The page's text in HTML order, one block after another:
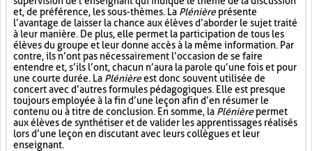
et, de préférence, les sous-thèmes. La Plénièreprésente
l’avantage de laisser la chance aux élèves d’aborder le sujet traité
à leur manière. De plus, elle permet la participation de tous les
élèves du groupe et leur donne accès à la même information. Par
contre, ils n’ont pas nécessairement l’occasion de se faire
entendre et, s’ils l’ont, chacun n’aura la parole qu’une fois et pour
une courte durée. La Plénièreest donc souvent utilisée de
concert avec d’autres formules pédagogiques. Elle est presque
toujours employée à la fin d’une leçon afin d’en résumer le
contenu ou à titre de conclusion. En somme, la Plénièrepermet
aux élèves de synthétiser et de valider les apprentissages réalisés
lors d’une leçon en discutant avec leurs collègues et leur
enseignant.